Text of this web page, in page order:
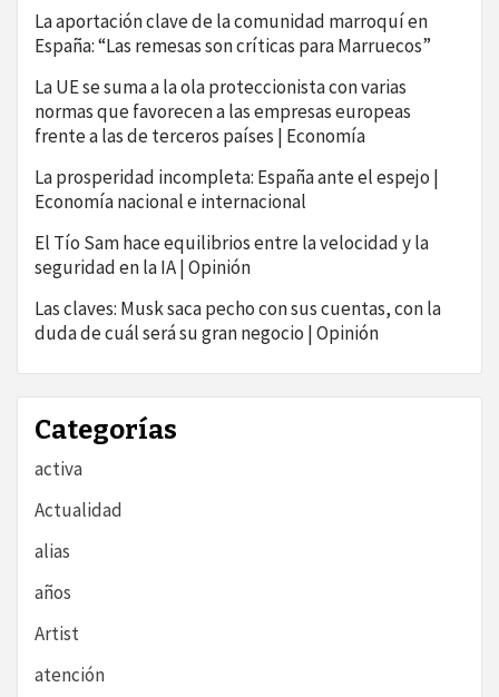
La aportación clave de la comunidad marroquí en
España: “Las remesas son críticas para Marruecos”
La UE se suma a la ola proteccionista con varias
normas que favorecen a las empresas europeas
frente a las de terceros países | Economía
La prosperidad incompleta: España ante el espejo |
Economía nacional e internacional
El Tío Sam hace equilibrios entre la velocidad y la
seguridad en la IA | Opinión
Las claves: Musk saca pecho con sus cuentas, con la
duda de cuál será su gran negocio | Opinión
Categorías
activa
Actualidad
alias
años
Artist
atención